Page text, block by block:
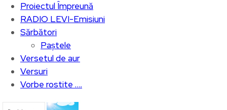
Proiectul Împreună
RADIO LEVI-Emisiuni
Sărbători
Paștele
Versetul de aur
Versuri
Vorbe rostite ….